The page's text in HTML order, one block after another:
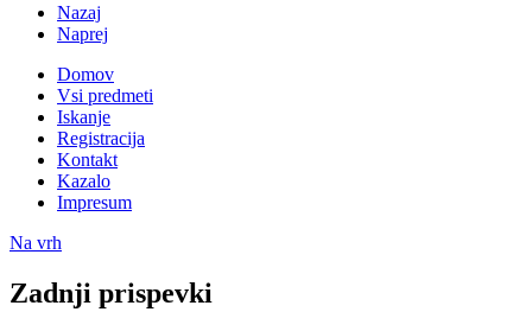
Nazaj
Naprej
Domov
Vsi predmeti
Iskanje
Registracija
Kontakt
Kazalo
Impresum
Na vrh
Zadnji prispevki